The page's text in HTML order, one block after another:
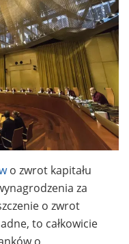
o zwrot kapitału
za
o zwrot
to całkowicie